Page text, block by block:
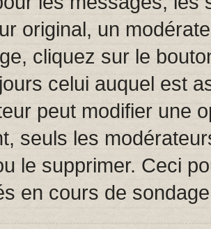
original, un
cliquez sur le
celui auquel est
peut modifier une
seuls les
le supprimer. Ceci
en cours de